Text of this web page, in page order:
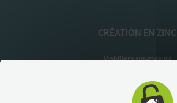
CRÉATION EN ZINC
Mobiliers sur-mesure
Habillages muraux